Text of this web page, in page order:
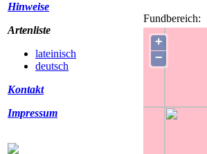
Hinweise
Artenliste
lateinisch
deutsch
Kontakt
Impressum
Fundbereich:
+
−